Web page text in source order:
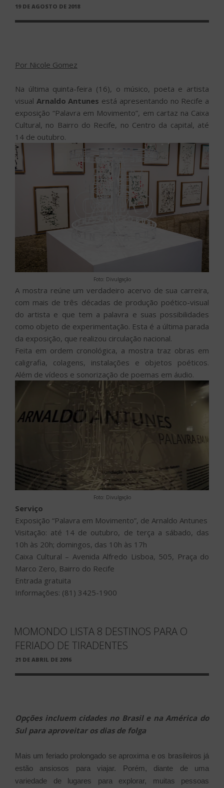
PUBLICADO
19 DE AGOSTO DE 2018
Por Nicole Gomez
Na última quinta-feira (16), o músico, poeta e artista
visual Arnaldo Antunes está apresentando no Recife a
exposição “Palavra em Movimento”, em cartaz na Caixa
Cultural, no Bairro do Recife, no Centro da capital, até
14 de outubro.
Foto: Divulgação
A mostra reúne um verdadeiro acervo de sua carreira,
com mais de três décadas de produção poético-visual
do artista e que tem a palavra e suas possibilidades
como objeto de experimentação. Esta é a última parada
da exposição, que realizou circulação nacional.
Feita em ordem cronológica, a mostra traz obras em
caligrafia, colagens, instalações e objetos poéticos.
Além de vídeos e sonorização de poemas em áudio.
Foto: Divulgação
Serviço
Exposição “Palavra em Movimento”, de Arnaldo Antunes
Visitação: até 14 de outubro, de terça a sábado, das
10h às 20h; domingos, das 10h às 17h
Caixa Cultural – Avenida Alfredo Lisboa, 505, Praça do
Marco Zero, Bairro do Recife
Entrada gratuita
Informações: (81) 3425-1900
MOMONDO LISTA 8 DESTINOS PARA O
FERIADO DE TIRADENTES
PUBLICADO
21 DE ABRIL DE 2016
Opções incluem cidades no Brasil e na América do
Sul para aproveitar os dias de folga
Mais um feriado prolongado se aproxima e os brasileiros já
estão ansiosos para viajar. Porém, diante de uma
variedade de lugares para explorar, muitas pessoas